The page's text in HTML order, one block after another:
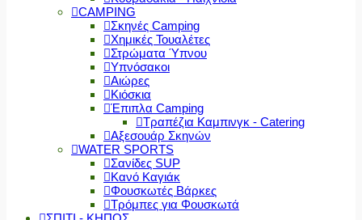
CAMPING
Σκηνές Camping
Χημικές Τουαλέτες
Στρώματα Ύπνου
Υπνόσακοι
Αιώρες
Κιόσκια
Έπιπλα Camping
Τραπέζια Καμπινγκ - Catering
Αξεσουάρ Σκηνών
WATER SPORTS
Σανίδες SUP
Κανό Καγιάκ
Φουσκωτές Βάρκες
Τρόμπες για Φουσκωτά